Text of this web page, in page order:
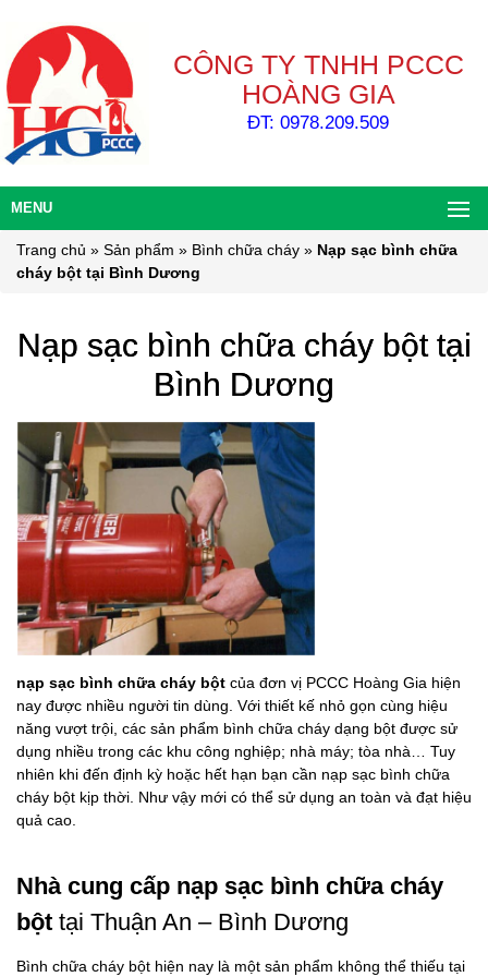
CÔNG TY TNHH PCCC
HOÀNG GIA
ĐT: 0978.209.509
MENU
Trang chủ » Sản phẩm » Bình chữa cháy » Nạp sạc bình chữa
cháy bột tại Bình Dương
Nạp sạc bình chữa cháy bột tại
Bình Dương
nạp sạc bình chữa cháy bột của đơn vị PCCC Hoàng Gia hiện
nay được nhiều người tin dùng. Với thiết kế nhỏ gọn cùng hiệu
năng vượt trội, các sản phẩm bình chữa cháy dạng bột được sử
dụng nhiều trong các khu công nghiệp; nhà máy; tòa nhà… Tuy
nhiên khi đến định kỳ hoặc hết hạn bạn cần nạp sạc bình chữa
cháy bột kịp thời. Như vậy mới có thể sử dụng an toàn và đạt hiệu
quả cao.
Nhà cung cấp nạp sạc bình chữa cháy
bột tại Thuận An – Bình Dương
Bình chữa cháy bột hiện nay là một sản phẩm không thể thiếu tại